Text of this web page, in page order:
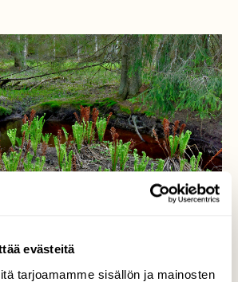
evästeitä
tarjoamamme sisällön ja mainosten